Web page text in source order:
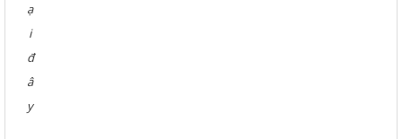
ạ
i
đ
â
y